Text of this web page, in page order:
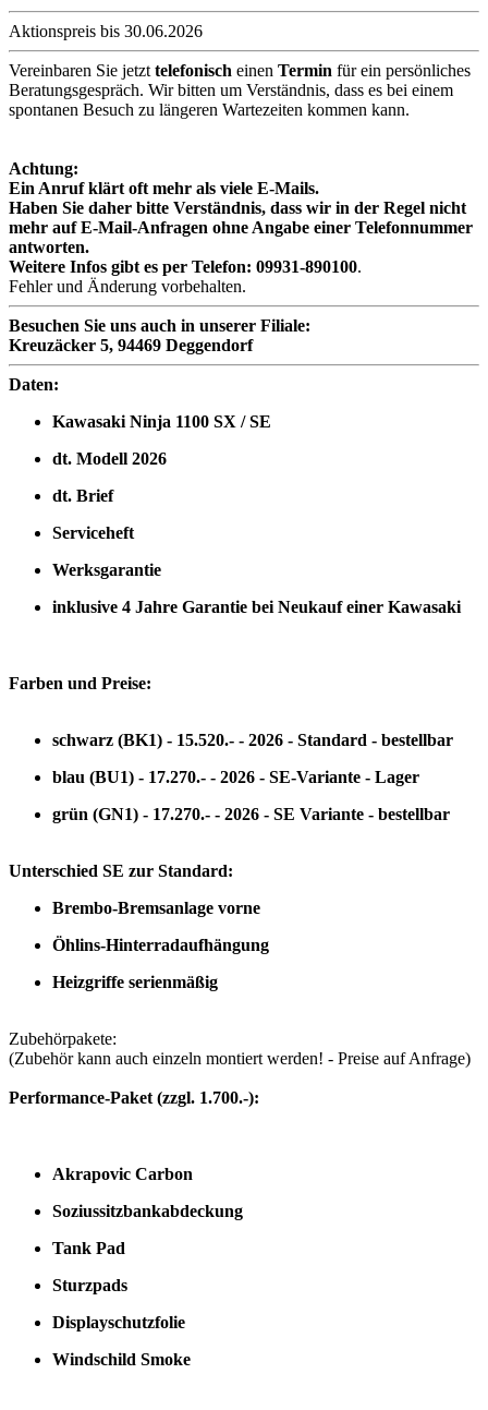
Aktionspreis bis 30.06.2026
Vereinbaren Sie jetzttelefonisch einen Termin für ein persönliches
Beratungsgespräch. Wir bitten um Verständnis, dass es bei einem
spontanen Besuch zu längeren Wartezeiten kommen kann.
Achtung:
Ein Anruf klärt oft mehr als viele E-Mails.
Haben Sie daher bitte Verständnis, dass wir in der Regel nicht
mehr auf E-Mail-Anfragen ohne Angabe einer Telefonnummer
antworten.
Weitere Infos gibt es per Telefon: 09931-890100.
Fehler und Änderung vorbehalten.
Besuchen Sie uns auch in unserer Filiale:
Kreuzäcker 5, 94469 Deggendorf
Daten:
Kawasaki Ninja 1100 SX / SE
dt. Modell 2026
dt. Brief
Serviceheft
Werksgarantie
inklusive 4 Jahre Garantie bei Neukauf einer Kawasaki
Farben und Preise:
schwarz (BK1) - 15.520.- - 2026 - Standard - bestellbar
blau (BU1) - 17.270.- - 2026 - SE-Variante - Lager
grün (GN1) - 17.270.- - 2026 - SE Variante - bestellbar
Unterschied SE zur Standard:
Brembo-Bremsanlage vorne
Öhlins-Hinterradaufhängung
Heizgriffe serienmäßig
Zubehörpakete:
(Zubehör kann auch einzeln montiert werden! - Preise auf Anfrage)
Performance-Paket (zzgl. 1.700.-):
Akrapovic Carbon
Soziussitzbankabdeckung
Tank Pad
Sturzpads
Displayschutzfolie
Windschild Smoke